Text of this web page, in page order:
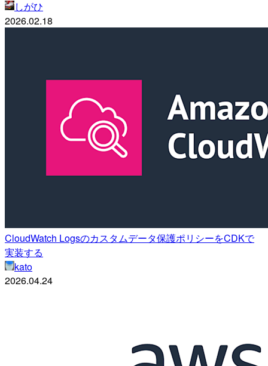
しがひ
2026.02.18
CloudWatch Logsのカスタムデータ保護ポリシーをCDKで
実装する
kato
2026.04.24